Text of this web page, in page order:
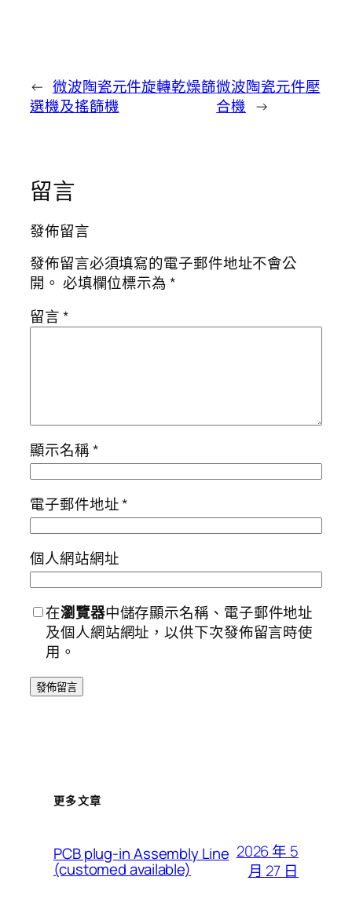
← 微波陶瓷元件旋轉乾燥篩
選機及搖篩機
微波陶瓷元件壓
合機 →
留言
發佈留言
發佈留言必須填寫的電子郵件地址不會公
開。 必填欄位標示為*
留言*
顯示名稱*
電子郵件地址*
個人網站網址
在瀏覽器中儲存顯示名稱、電子郵件地址
及個人網站網址，以供下次發佈留言時使
用。
更多文章
PCB plug-in Assembly Line
(customed available)
2026 年 5
月 27 日